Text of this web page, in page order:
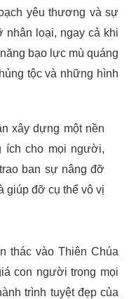
yêu thương và sự
nhân loại, ngay cả khi
bạo lực mù quáng
tộc và những hình
xây dựng một nền
ích cho mọi người,
ban sự nâng đỡ
giúp đỡ cụ thể vô vị
thác vào Thiên Chúa
con người trong mọi
trình tuyệt đẹp của